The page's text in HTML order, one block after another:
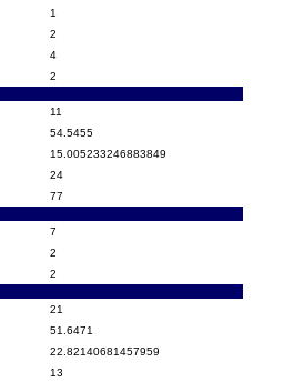
1
2
4
2
11
54.5455
15.005233246883849
24
77
7
2
2
21
51.6471
22.82140681457959
13